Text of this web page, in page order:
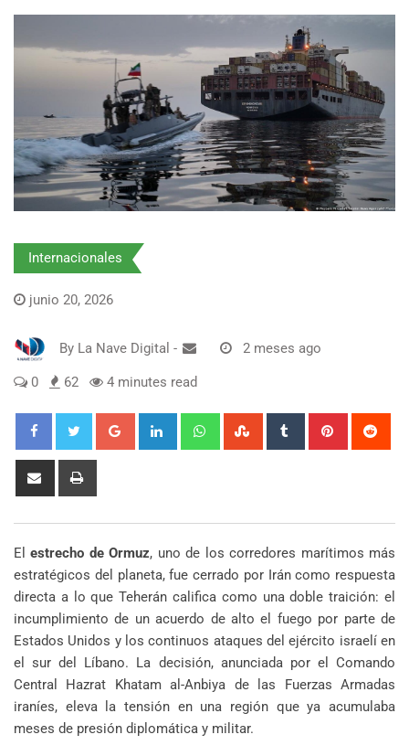
Internacionales
junio 20, 2026
By La Nave Digital - 2 meses ago
0 62 4 minutes read
Google+ LinkedIn WhatsappStumbleUpon
Tumblr Pinterest
Share
Elestrecho de Ormuz, uno de los corredores marítimos más
estratégicos del planeta, fue cerrado por Irán como respuesta
directa a lo que Teherán califica como una doble traición: el
incumplimiento de un acuerdo de alto el fuego por parte de
Estados Unidos y los continuos ataques del ejército israelí en
el sur del Líbano. La decisión, anunciada por el Comando
Central Hazrat Khatam al-Anbiya de las Fuerzas Armadas
iraníes, eleva la tensión en una región que ya acumulaba
meses de presión diplomática y militar.